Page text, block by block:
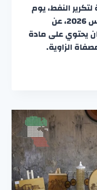
النفط، يوم
السبت الموافق 8 أغسطس 2026، عن
يحتوي على مادة
الزاوية.